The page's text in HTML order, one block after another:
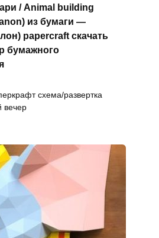
/ Animal building
из бумаги —
papercraft скачать
бумажного
схема/развертка
вечер